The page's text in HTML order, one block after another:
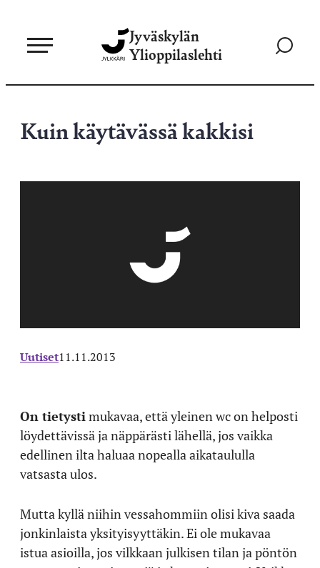
sisältöön
Jyväskylän
Ylioppilaslehti
Siirry
Kuin käytävässä kakkisi
Uutiset11.11.2013
On tietysti mukavaa, että yleinen wc on helposti
löydettävissä ja näppärästi lähellä, jos vaikka
edellinen ilta haluaa nopealla aikataululla
vatsasta ulos.
Mutta kyllä niihin vessahommiin olisi kiva saada
jonkinlaista yksityisyyttäkin. Ei ole mukavaa
istua asioilla, jos vilkkaan julkisen tilan ja pöntön